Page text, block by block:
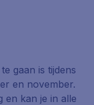
gaan is tijdens
en november.
en kan je in alle